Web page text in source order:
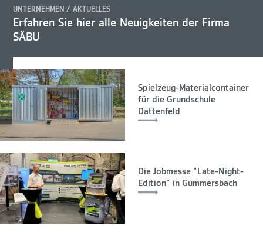
UNTERNEHMEN AKTUELLES
Erfahren Sie hier alle Neuigkeiten der Firma
SÄBU
Spielzeug-Materialcontainer
für die Grundschule
Dattenfeld
Die Jobmesse "Late-Night-
Edition" in Gummersbach